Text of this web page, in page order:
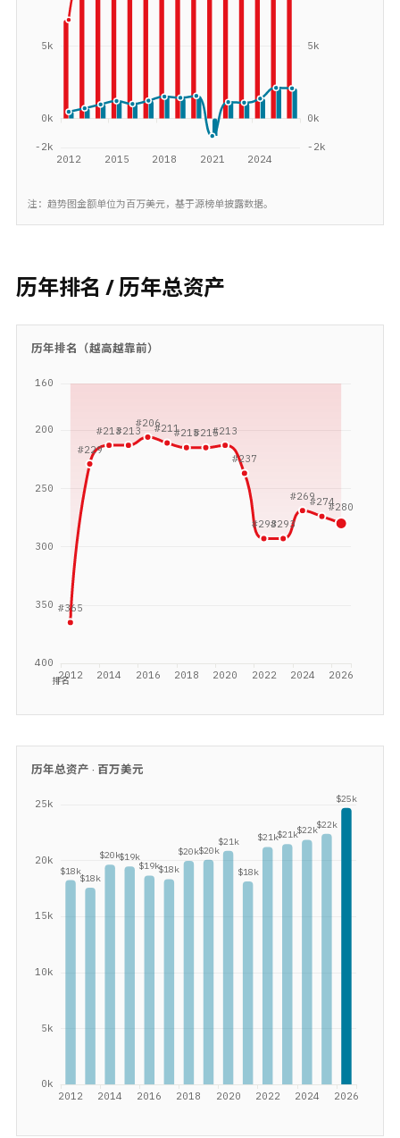
注：趋势图金额单位为百万美元，基于源榜单披露数据。
历年排名 / 历年总资产
历年排名（越高越靠前）
历年总资产 · 百万美元